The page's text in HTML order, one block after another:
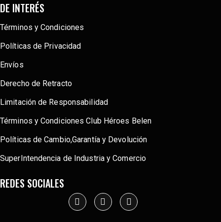
DE INTERÉS
Términos y Condiciones
Políticas de Privacidad
Envíos
Derecho de Retracto
Limitación de Responsabilidad
Términos y Condiciones Club Héroes Belen
Políticas de Cambio,Garantía y Devolución
SuperIntendencia de Industria y Comercio
REDES SOCIALES